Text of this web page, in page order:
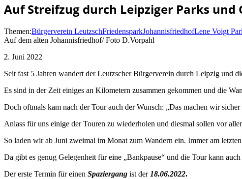
Auf Streifzug durch Leipziger Parks und
Themen:Bürgerverein LeutzschFriedensparkJohannisfriedhofLene Voigt
Auf dem alten Johannisfriedhof/ Foto D.Vorpahl
2. Juni 2022
Seit fast 5 Jahren wandert der Leutzscher Bürgerverein durch Leipzig und
Es sind in der Zeit einiges an Kilometern zusammen gekommen und die
Doch oftmals kam nach der Tour auch der Wunsch: „Das machen wir
Anlass für uns einige der Touren zu wiederholen und diesmal sollen vor
So laden wir ab Juni zweimal im Monat zum Wandern ein. Immer am
Da gibt es genug Gelegenheit für eine „Bankpause“ und die Tour kann
Der erste Termin für einen Spaziergang ist der 18.06.2022.